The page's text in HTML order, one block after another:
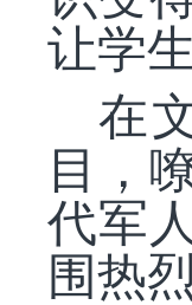
让学
在
目，
代军
围热